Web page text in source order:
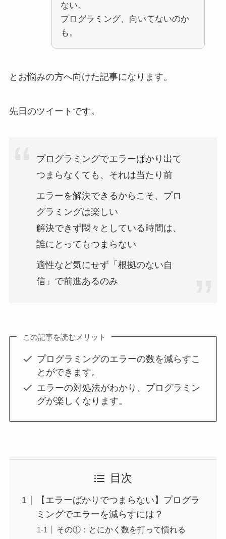
ない。
プログラミング、向いてないのか
も。
とお悩みの方へ向けた記事になります。
先日のツイートです。
プログラミングでエラーばかり出て
つまらなくても、それは当たり前
エラーを解決できるからこそ、プロ
グラミングは楽しい
解決できず悶々としている時間は、
誰にとってもつまらない
適性など気にせず「根拠のない自
信」で前進あるのみ
この記事を読むメリット
プログラミングのエラーの数を減らすこ
とができます。
エラーの対処法がわかり、プログラミン
グが楽しくなります。
目次
【エラーばかりでつまらない】プログラ
ミングでエラーを減らすには？
その①：とにかく数を打って慣れる